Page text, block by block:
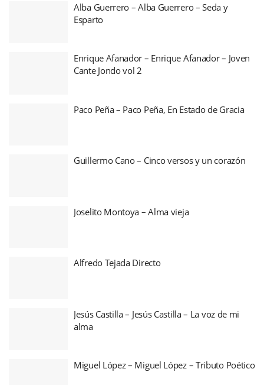
Alba Guerrero – Alba Guerrero – Seda y
Esparto
Enrique Afanador – Enrique Afanador – Joven
Cante Jondo vol 2
Paco Peña – Paco Peña, En Estado de Gracia
Guillermo Cano – Cinco versos y un corazón
Joselito Montoya – Alma vieja
Alfredo Tejada Directo
Jesús Castilla – Jesús Castilla – La voz de mi
alma
Miguel López – Miguel López – Tributo Poético